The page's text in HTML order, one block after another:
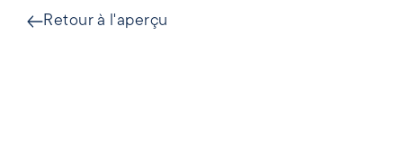
Retour à l'aperçu